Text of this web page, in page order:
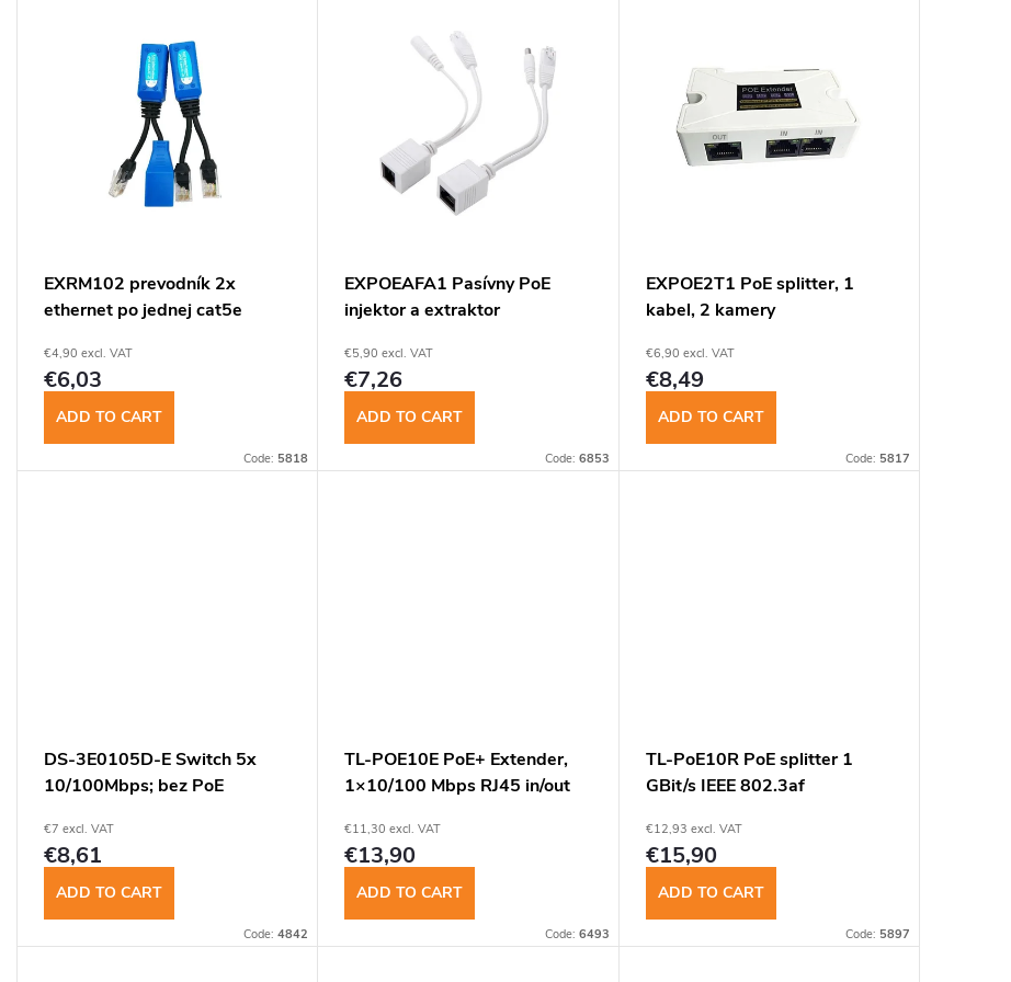
i
o
EXRM102 prevodník 2x
ethernet po jednej cat5e
€4,90 excl. VAT
€6,03
ADD TO CART
Code: 5818
EXPOEAFA1 Pasívny PoE
injektor a extraktor
€5,90 excl. VAT
€7,26
ADD TO CART
Code: 6853
EXPOE2T1 PoE splitter, 1
kabel, 2 kamery
€6,90 excl. VAT
€8,49
ADD TO CART
Code: 5817
DS-3E0105D-E Switch 5x
10/100Mbps; bez PoE
€7 excl. VAT
€8,61
ADD TO CART
Code:4842
TL-POE10E PoE+ Extender,
1×10/100 Mbps RJ45 in/out
€11,30 excl. VAT
€13,90
ADD TO CART
Code: 6493
TL-PoE10R PoE splitter 1
GBit/s IEEE 802.3af
€12,93 excl. VAT
€15,90
ADD TO CART
Code: 5897